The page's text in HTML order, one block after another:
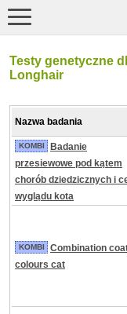
Testy genetyczne
Longhair
Nazwa badania
KOMBI
Badanie
przesiewowe pod kątem
chorób dziedzicznych i
wyglądu kota
KOMBI
Combination
colours cat